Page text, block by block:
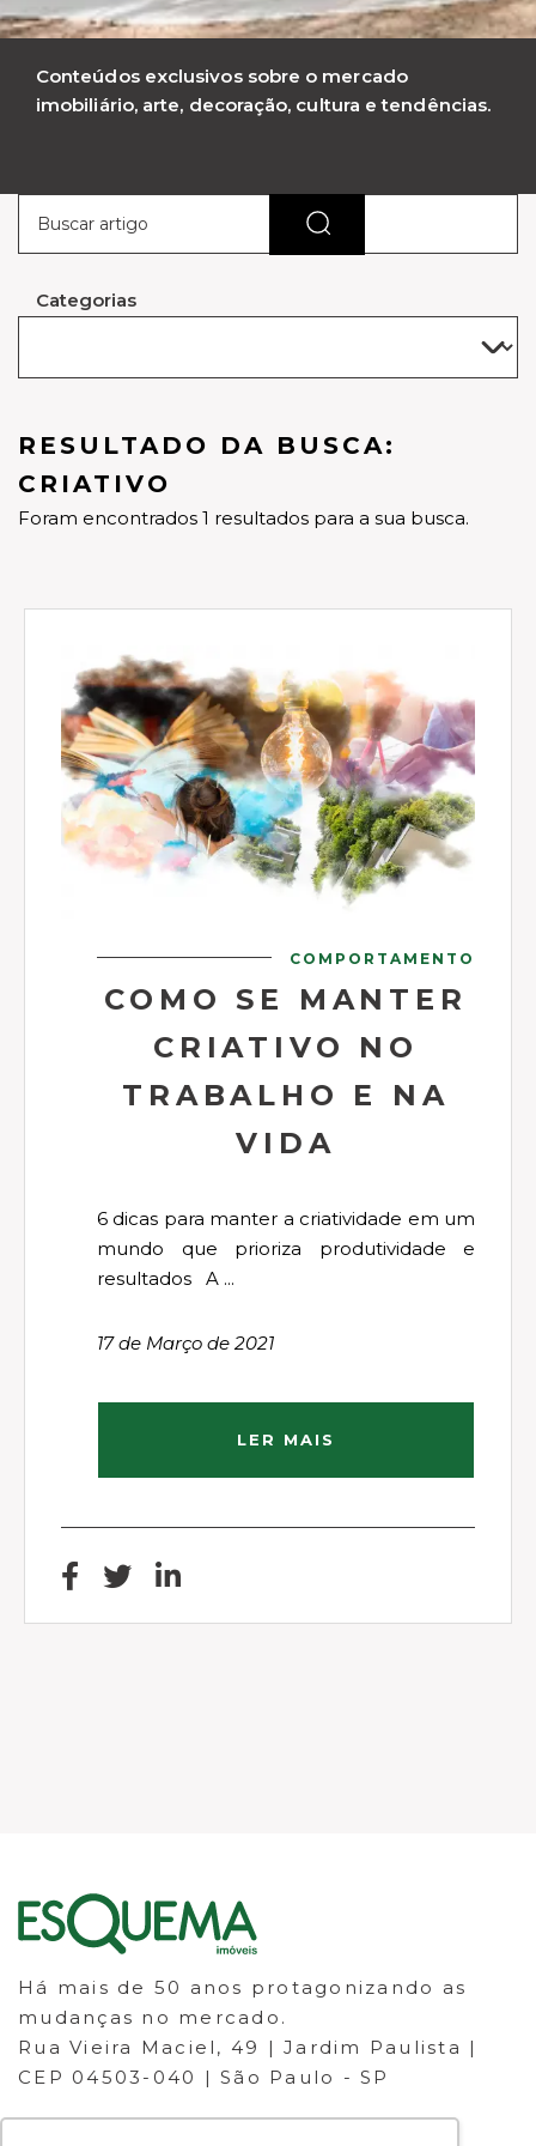
Conteúdos exclusivos sobre o mercado
imobiliário, arte, decoração, cultura e tendências.
Categorias
RESULTADO DA BUSCA:
CRIATIVO
Foram encontrados 1 resultados para a sua busca.
COMPORTAMENTO
COMO SE MANTER
CRIATIVO NO
TRABALHO E NA
VIDA
6 dicas para manter a criatividade em um
mundo que prioriza produtividade e
resultados A ...
17 de Março de 2021
LER MAIS
Há mais de 50 anos protagonizando as
mudanças no mercado.
Rua Vieira Maciel, 49 | Jardim Paulista |
CEP 04503-040 | São Paulo - SP